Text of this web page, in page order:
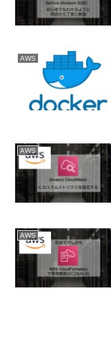
AWS
AWS
AWS